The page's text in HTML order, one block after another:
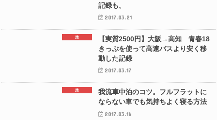
記録も。
2017.03.21
旅
【実質2500円】大阪→高知 青春18
きっぷを使って高速バスより安く移
動した記録
2017.03.17
旅
我流車中泊のコツ。フルフラットに
ならない車でも気持ちよく寝る方法
2017.03.16